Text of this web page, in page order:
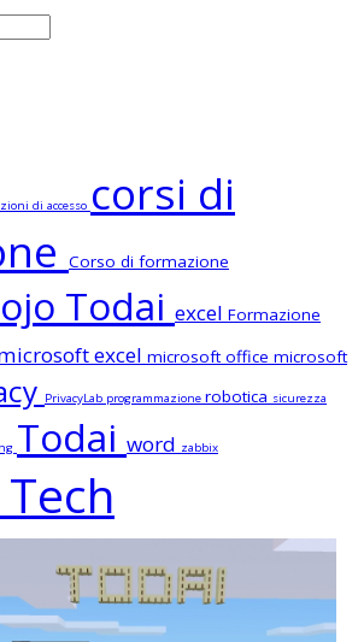
di accesso corsi di
Corso di formazione
Todai excel Formazione
excel microsoft office microsoft
PrivacyLab programmazione robotica sicurezza
Todai word zabbix